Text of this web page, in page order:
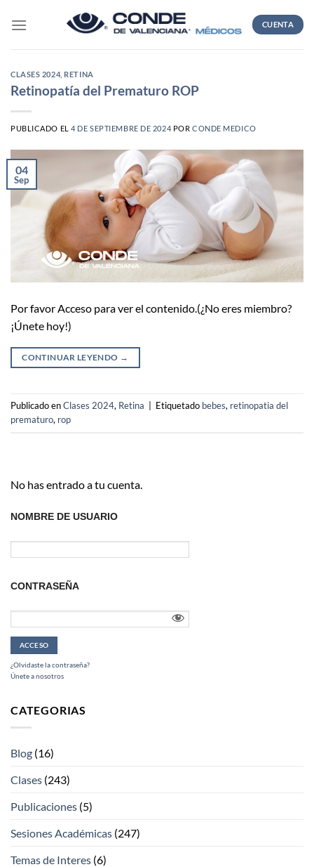
CUENTA
CLASES 2024, RETINA
Retinopatía del Prematuro ROP
PUBLICADO EL4 DE SEPTIEMBRE DE 2024POR CONDE MEDICO
04
Sep
Por favor Acceso para ver el contenido.(¿No eres miembro?
¡Únete hoy!)
CONTINUAR LEYENDO →
Publicado enClases 2024, Retina Etiquetado bebes, retinopatia del
prematuro, rop
No has entrado a tu cuenta.
NOMBRE DE USUARIO
CONTRASEÑA
¿Olvidaste la contraseña?
Únete a nosotros
CATEGORIAS
Blog (16)
Clases (243)
Publicaciones (5)
Sesiones Académicas (247)
Temas de Interes (6)